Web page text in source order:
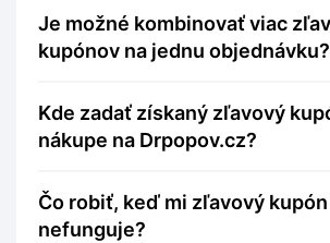
Je možné kombinovať viac zľavových
kupónov na jednu objednávku?
Kde zadať získaný zľavový kupón pri
nákupe na Drpopov.cz?
Čo robiť, keď mi zľavový kupón
nefunguje?